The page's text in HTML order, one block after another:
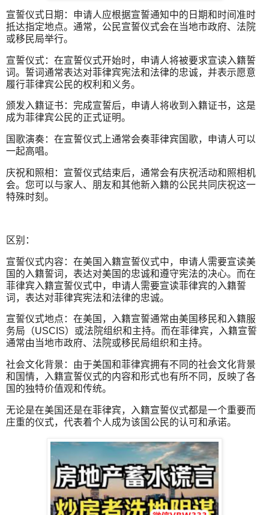
宣誓仪式日期：申请人应根据宣誓通知中的日期和时间准时
抵达指定地点。通常，公民宣誓仪式会在当地市政府、法院
或移民局举行。
宣誓仪式：在宣誓仪式开始时，申请人将被要求宣读入籍誓
词。誓词通常表达对菲律宾宪法和法律的忠诚，并表示愿意
履行菲律宾公民的权利和义务。
颁发入籍证书：完成宣誓后，申请人将收到入籍证书，这是
成为菲律宾公民的正式证明。
国歌演奏：在宣誓仪式上通常会奏菲律宾国歌，申请人可以
一起高唱。
庆祝和照相：宣誓仪式结束后，通常会有庆祝活动和照相机
会。您可以与家人、朋友和其他新入籍的公民共同庆祝这一
特殊时刻。
区别：
宣誓仪式内容：在美国入籍宣誓仪式中，申请人需要宣读美
国的入籍誓词，表达对美国的忠诚和遵守宪法的决心。而在
菲律宾入籍宣誓仪式中，申请人需要宣读菲律宾的入籍誓
词，表达对菲律宾宪法和法律的忠诚。
宣誓仪式地点：在美国，入籍宣誓通常由美国移民和入籍服
务局（USCIS）或法院组织和主持。而在菲律宾，入籍宣誓
通常由当地市政府、法院或移民局组织和主持。
社会文化背景：由于美国和菲律宾拥有不同的社会文化背景
和国情，入籍宣誓仪式的内容和形式也有所不同，反映了各
国的独特价值观和传统。
无论是在美国还是在菲律宾，入籍宣誓仪式都是一个重要而
庄重的仪式，代表着个人成为该国公民的认可和承诺。